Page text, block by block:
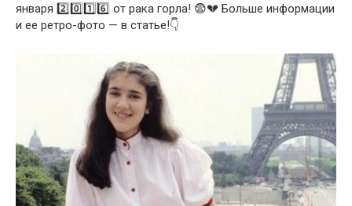
января 2️⃣0️⃣1️⃣6️⃣ от рака горла! 😨💔 Больше информации
и ее ретро-фото — в статье!👇